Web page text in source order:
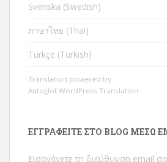
Svenska (Swedish)
ภาษาไทย (Thai)
Türkçe (Turkish)
Translation powered by
Autoglot WordPress Translation
ΕΓΓΡΑΦΕΊΤΕ ΣΤΟ BLOG ΜΈΣΩ
Εισαγάγετε τη διεύθυνση email